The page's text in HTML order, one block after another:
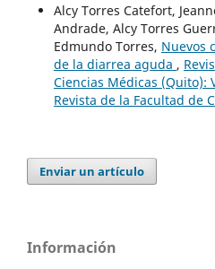
Alcy Torres Catefort,
Andrade, Alcy Torres
Edmundo Torres, Nuevos
de la diarrea aguda ,
Ciencias Médicas (Quito):
Revista de la Facultad de
Enviar un artículo
Información